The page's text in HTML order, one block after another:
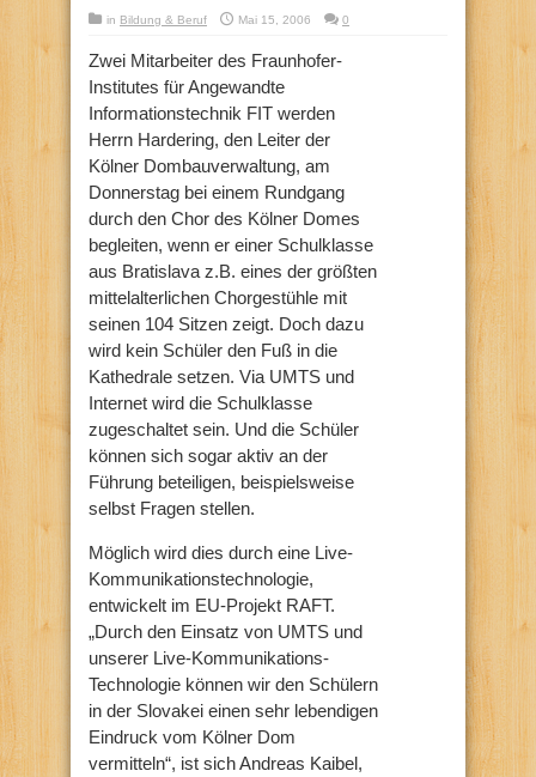
in Bildung & Beruf Mai 15, 2006 0
Zwei Mitarbeiter des Fraunhofer-
Institutes für Angewandte
Informationstechnik FIT werden
Herrn Hardering, den Leiter der
Kölner Dombauverwaltung, am
Donnerstag bei einem Rundgang
durch den Chor des Kölner Domes
begleiten, wenn er einer Schulklasse
aus Bratislava z.B. eines der größten
mittelalterlichen Chorgestühle mit
seinen 104 Sitzen zeigt. Doch dazu
wird kein Schüler den Fuß in die
Kathedrale setzen. Via UMTS und
Internet wird die Schulklasse
zugeschaltet sein. Und die Schüler
können sich sogar aktiv an der
Führung beteiligen, beispielsweise
selbst Fragen stellen.
Möglich wird dies durch eine Live-
Kommunikationstechnologie,
entwickelt im EU-Projekt RAFT.
„Durch den Einsatz von UMTS und
unserer Live-Kommunikations-
Technologie können wir den Schülern
in der Slovakei einen sehr lebendigen
Eindruck vom Kölner Dom
vermitteln“, ist sich Andreas Kaibel,